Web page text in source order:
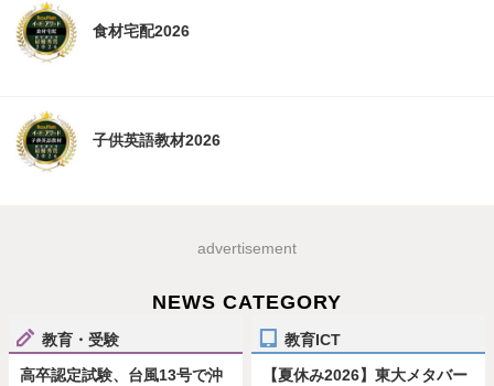
食材宅配2026
子供英語教材2026
advertisement
NEWS CATEGORY
教育・受験
高卒認定試験、台風13号で沖
教育ICT
【夏休み2026】東大メタバー